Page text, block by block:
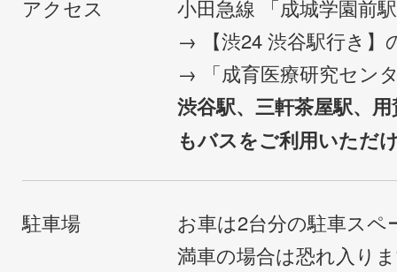
アクセス
小田急線 「成城学園前
→ 【渋24 渋谷駅行き】
→ 「成育医療研究セン
渋谷駅、三軒茶屋駅、
もバスをご利用いただ
駐車場
お車は2台分の駐車ス
満車の場合は恐れ入り